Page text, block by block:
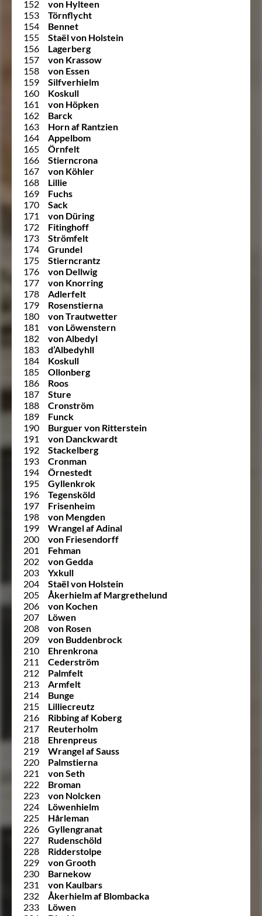
152
von Hylteen
153
Törnflycht
154
Bennet
155
Staël von Holstein
156
Lagerberg
157
von Krassow
158
von Essen
159
Silfverhielm
160
Koskull
161
von Höpken
162
Barck
163
Horn af Rantzien
164
Appelbom
165
Örnfelt
166
Stierncrona
167
von Köhler
168
Lillie
169
Fuchs
170
Sack
171
von Düring
172
Fitinghoff
173
Strömfelt
174
Grundel
175
Stierncrantz
176
von Dellwig
177
von Knorring
178
Adlerfelt
179
Rosenstierna
180
von Trautwetter
181
von Löwenstern
182
von Albedyl
183
d’Albedyhll
184
Koskull
185
Ollonberg
186
Roos
187
Sture
188
Cronström
189
Funck
190
Burguer von Ritterstein
191
von Danckwardt
192
Stackelberg
193
Cronman
194
Örnestedt
195
Gyllenkrok
196
Tegensköld
197
Frisenheim
198
von Mengden
199
Wrangel af Adinal
200
von Friesendorff
201
Fehman
202
von Gedda
203
Yxkull
204
Staël von Holstein
205
Åkerhielm af Margrethelund
206
von Kochen
207
Löwen
208
von Rosen
209
von Buddenbrock
210
Ehrenkrona
211
Cederström
212
Palmfelt
213
Armfelt
214
Bunge
215
Lilliecreutz
216
Ribbing af Koberg
217
Reuterholm
218
Ehrenpreus
219
Wrangel af Sauss
220
Palmstierna
221
von Seth
222
Broman
223
von Nolcken
224
Löwenhielm
225
Hårleman
226
Gyllengranat
227
Rudenschöld
228
Ridderstolpe
229
von Grooth
230
Barnekow
231
von Kaulbars
232
Åkerhielm af Blombacka
233
Löwen